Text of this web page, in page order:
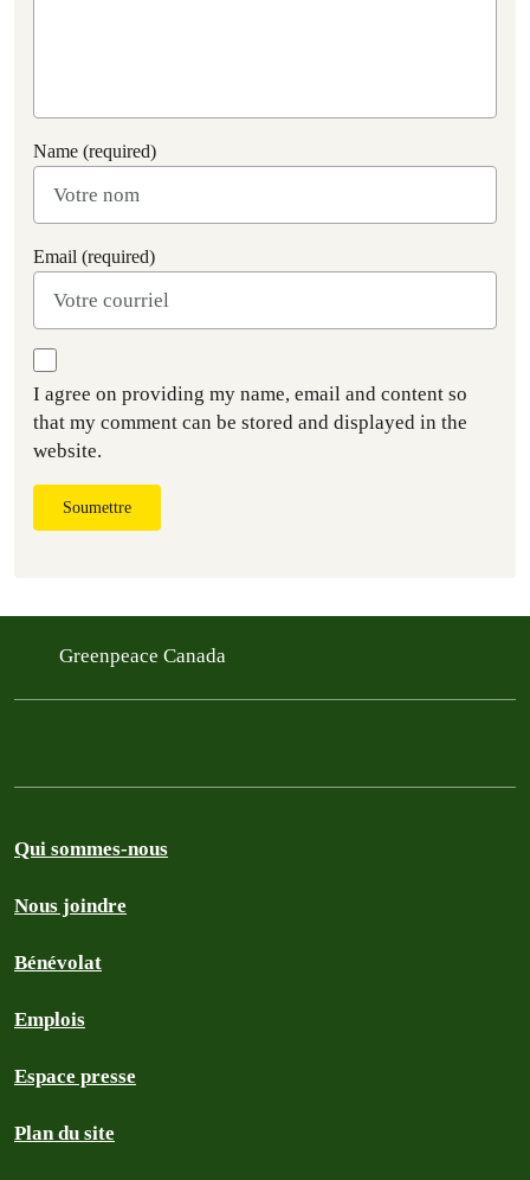
Name (required)
Email (required)
I agree on providing my name, email and content so
that my comment can be stored and displayed in the
website.
Soumettre
Greenpeace Canada
Qui sommes-nous
Nous joindre
Bénévolat
Emplois
Espace presse
Plan du site